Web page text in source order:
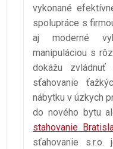
vykonané
spolupráce s
aj moderné
manipuláciou s
dokážu
sťahovanie
nábytku v úzkych
do nového bytu
stahovanie
sťahovanie s.r.o.